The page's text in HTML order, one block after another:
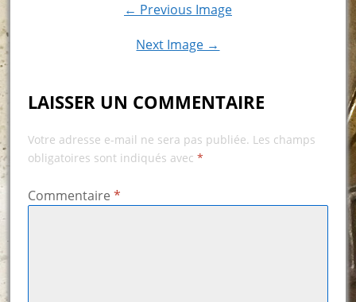
← Previous Image
Next Image →
LAISSER UN COMMENTAIRE
Votre adresse e-mail ne sera pas publiée. Les champs
obligatoires sont indiqués avec *
Commentaire *